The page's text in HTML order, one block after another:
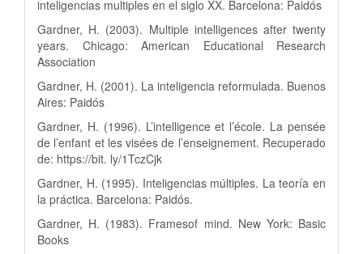
inteligencias multiples en el siglo XX. Barcelona: Paidós
Gardner, H. (2003). Multiple intelligences after twenty
years. Chicago: American Educational Research
Association
Gardner, H. (2001). La inteligencia reformulada. Buenos
Aires: Paidós
Gardner, H. (1996). L’intelligence et l’école. La pensée
de l’enfant et les visées de l’enseignement. Recuperado
de: https://bit. ly/1TczCjk
Gardner, H. (1995). Inteligencias múltiples. La teoría en
la práctica. Barcelona: Paidós.
Gardner, H. (1983). Framesof mind. New York: Basic
Books